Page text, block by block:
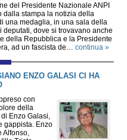
del Presidente Nazionale ANPI
dalla stampa la notizia della
una medaglia, in una sala della
deputati, dove si trovavano anche
della Repubblica e la Presidente
ad un fascista de… continua »
ENZO GALASI CI HA
con
della
Enzo Galasi,
gappista. Enzo
Alfonso,